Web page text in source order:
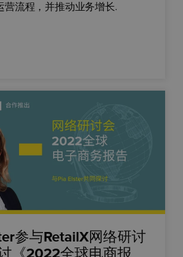
营流程，并推动业务增长.
参与RetailX网络研讨